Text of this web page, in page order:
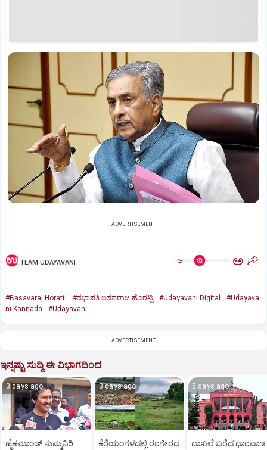
ADVERTISEMENT
TEAM UDAYAVANI ಅ ಅ
#Basavaraj Horatti #ಸಭಾಪತಿ ಬಸವರಾಜ ಹೊರಟ್ಟಿ #Udayavani Digital
#Udayava
ni Kannada
#Udayavani
ADVERTISEMENT
ಇನ್ನಷ್ಟು ಸುದ್ದಿ ಈ ವಿಭಾಗದಿಂದ
3 days ago
ಹೈಕಮಾಂಡ್ ಸುಮ್ಮನಿರಿ
3 days ago
ಕೆರೆಯಂಗಳದಲ್ಲಿ ರಂಗೇರದ
5 days ago
ದಾಖಲೆ ಬರೆದ ಧಾರವಾಡ